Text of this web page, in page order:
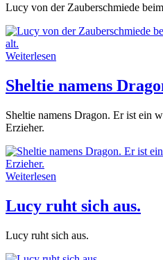
Lucy von der Zauberschmiede
Weiterlesen
Sheltie namens
Sheltie namens Dragon. Er ist ein
Erzieher.
Weiterlesen
Lucy ruht sich aus.
Lucy ruht sich aus.